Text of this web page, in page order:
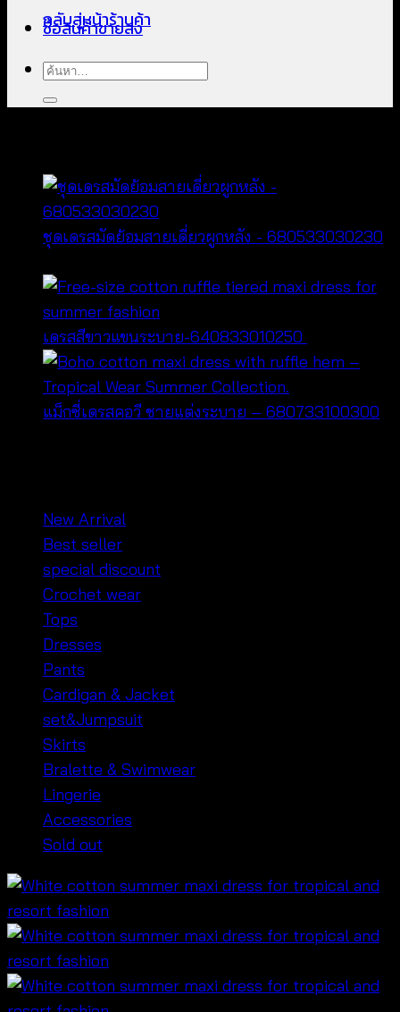
กลับสู่หน้าร้านค้า
ซื้อสินค้าขายส่ง
ค้นหา:
ชุดเดรสมัดย้อมสายเดี่ยวผูกหลัง - 680533030230
เดรสสีขาวแขนระบาย-640833010250
แม็กซี่เดรสคอวี ชายแต่งระบาย – 680733100300
New Arrival
Best seller
special discount
Crochet wear
Tops
Dresses
Pants
Cardigan & Jacket
set&Jumpsuit
Skirts
Bralette & Swimwear
Lingerie
Accessories
Sold out